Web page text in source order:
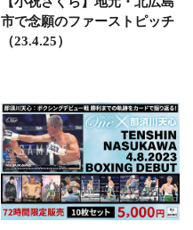
市で念願のファーストピッチ
（23.4.25）